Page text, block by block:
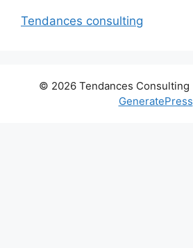
Tendances consulting
© 2026 Tendances Consulting
GeneratePress